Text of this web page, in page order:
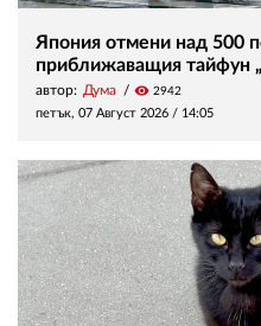
Япония отмени над 500
приближаващия тайфун
автор: Дума visibility 2942
петък, 07 Август 2026 / 14:05